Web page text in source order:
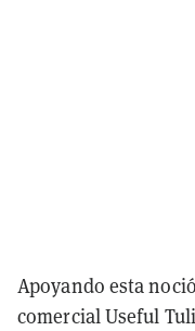
Apoyando esta
comercial Useful